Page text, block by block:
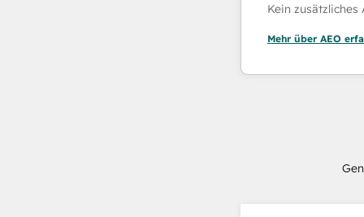
Kein
Mehr über AEO